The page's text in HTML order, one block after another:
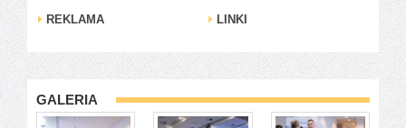
REKLAMA
LINKI
GALERIA